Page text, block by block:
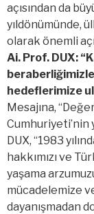
açısından da
yıldönümünde,
olarak önemli
Ai. Prof. DUX:
hedeflerimize
Mesajına,
Cumhuriyeti’nin
DUX, “1983
hakkımızı ve
yaşama
mücadelemize
dayanışmadan